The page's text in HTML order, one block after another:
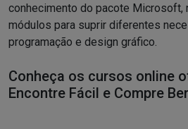
conhecimento do pacote Microsoft,
módulos para suprir diferentes
programação e design gráfico.
Conheça os cursos online
Encontre Fácil e Compre